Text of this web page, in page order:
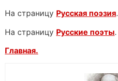
На страницу Русская поэзия.
На страницу Русские поэты.
Главная.